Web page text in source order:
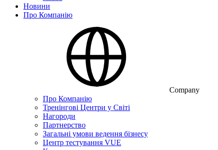
Новини
Про Компанію
Company
Про Компанію
Тренінгові Центри у Світі
Нагороди
Партнерство
Загальні умови ведення бізнесу
Центр тестування VUE